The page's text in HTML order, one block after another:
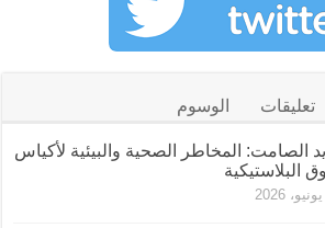
تعليقات الوسوم
الصامت: المخاطر الصحية والبيئية لأكياس
البلاستيكية